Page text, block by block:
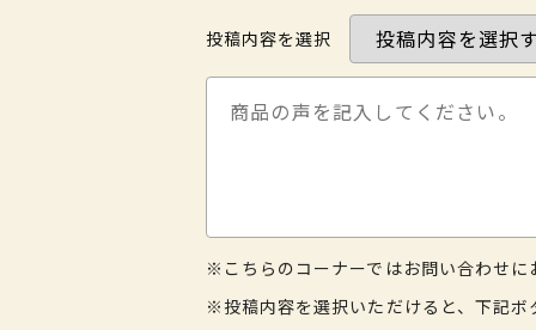
投稿内容を選択
※こちらのコーナーではお問い合わせに
※投稿内容を選択いただけると、下記ボ